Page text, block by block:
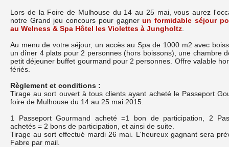
Lors de la Foire de Mulhouse du 14 au 25 mai, vous aurez
notre Grand jeu concours pour gagnerun formidable séjour
au Welness & Spa Hôtel les Violettes à Jungholtz
Au menu de votre séjour, un accès au Spa de 1000 m2 avec
un dîner 4 plats pour 2 personnes (hors boissons), une chambre
petit déjeuner buffet gourmand pour 2 personnes. Offre valable
fériés.
Règlement et conditions :
Tirage au sort ouvert à tous clients ayant acheté le Passeport
foire de Mulhouse du 14 au 25 mai 2015.
1 Passeport Gourmand acheté =1 bon de participation, 2
achetés = 2 bons de participation, et ainsi de suite.
Tirage au sort effectué mardi 26 mai. L'heureux gagnant sera
Fabre par mail.